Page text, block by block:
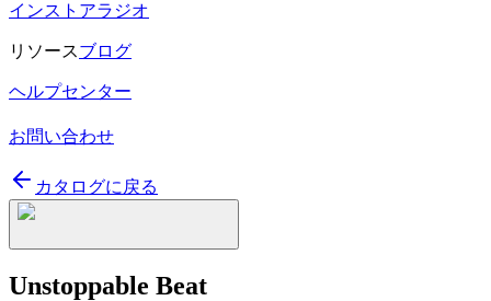
インストアラジオ
リソースブログ
ヘルプセンター
お問い合わせ
カタログに戻る
Unstoppable Beat